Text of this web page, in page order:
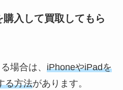
入して買取してもら
場合は、 iPhoneやiPadを
る方法があります。